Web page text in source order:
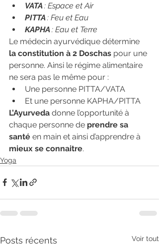
VATA : Espace et Air
PITTA : Feu et Eau
KAPHA : Eau et Terre
Le médecin ayurvédique détermine
la constitution à 2 Doschas pour une
personne. Ainsi le régime alimentaire
ne sera pas le même pour :
Une personne PITTA/VATA
Et une personne KAPHA/PITTA
L’Ayurveda donne l’opportunité à
chaque personne de prendre sa
santé en main et ainsi d’apprendre à
mieux se connaitre.
Yoga
Posts récents Voir tout